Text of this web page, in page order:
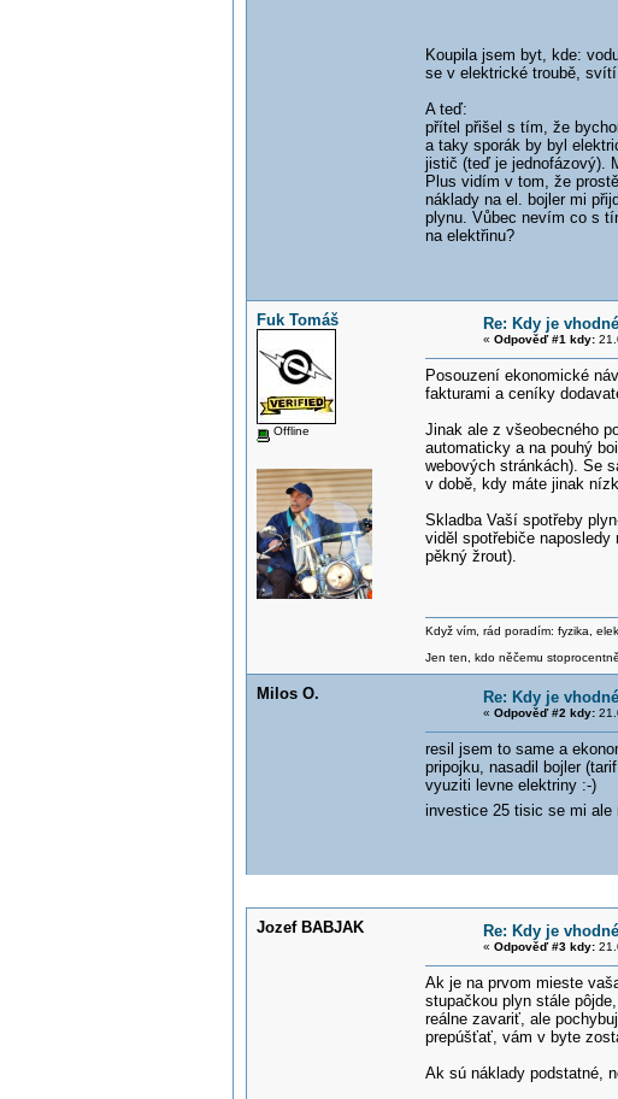
Koupila jsem byt, kde:
se v elektrické troubě,
A teď:
přítel přišel s tím, že
a taky sporák by byl
jistič (teď je jednofázový).
Plus vidím v tom, že
náklady na el. bojler mi
plynu. Vůbec nevím co s
na elektřinu?
Fuk Tomáš
Offline
Re: Kdy je
« Odpověď #1 kdy:
Posouzení ekonomické
fakturami a ceníky
Jinak ale z všeobecného
automaticky a na pouhý
webových stránkách). Se
v době, kdy máte jinak
Skladba Vaší spotřeby
viděl spotřebiče
pěkný žrout).
Když vím, rád poradím: fyzika,
Jen ten, kdo něčemu
Milos O. Re: Kdy je
« Odpověď #2 kdy:
resil jsem to same a
pripojku, nasadil bojler
vyuziti levne elektriny :-)
investice 25 tisic se mi ale
Jozef BABJAK Re: Kdy je
« Odpověď #3 kdy:
Ak je na prvom mieste
stupačkou plyn stále
reálne zavariť, ale
prepúšťať, vám v byte
Ak sú náklady podstatné,